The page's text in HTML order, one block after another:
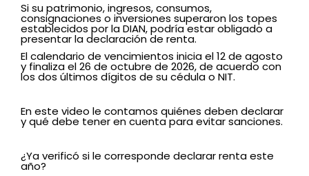
Si su patrimonio, ingresos, consumos,
consignaciones o inversiones superaron los topes
establecidos por la DIAN, podría estar obligado a
presentar la declaración de renta.
El calendario de vencimientos inicia el 12 de agosto
y finaliza el 26 de octubre de 2026, de acuerdo con
los dos últimos dígitos de su cédula o NIT.
En este video le contamos quiénes deben declarar
y qué debe tener en cuenta para evitar sanciones.
¿Ya verificó si le corresponde declarar renta este
año?